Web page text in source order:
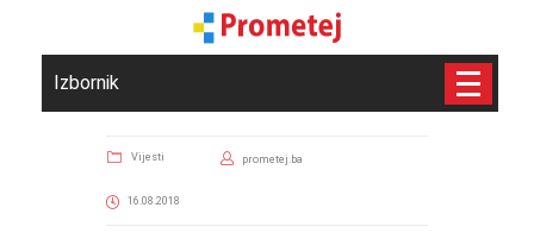
Izbornik
Vijesti prometej.ba
16.08.2018